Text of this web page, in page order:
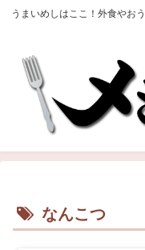
うまいめしはここ！外食やお
なんこつ